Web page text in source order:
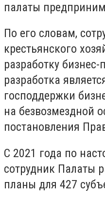
палаты
По его словам,
крестьянского
разработку
разработка
господдержки
на безвозмездной
постановления
С 2021 года по
сотрудник Палаты
планы для 427